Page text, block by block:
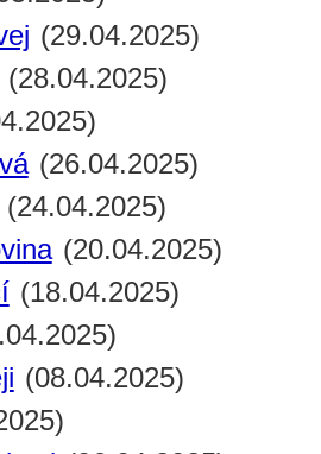
(29.04.2025)
(28.04.2025)
(26.04.2025)
(24.04.2025)
(20.04.2025)
(18.04.2025)
(08.04.2025)